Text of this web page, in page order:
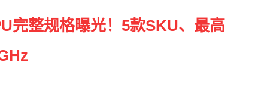
完整规格曝光！5款SKU、最高